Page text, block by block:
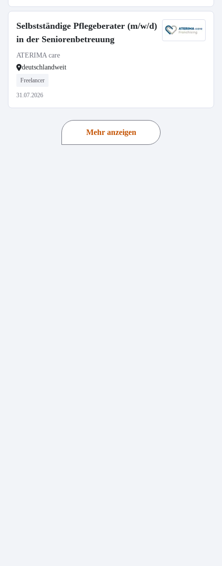
Selbstständige Pflegeberater (m/w/d)
in der Seniorenbetreuung
ATERIMA care
deutschlandweit
Freelancer
31.07.2026
Mehr anzeigen